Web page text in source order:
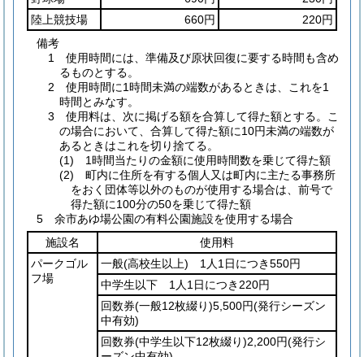
陸上競技場
660円
220円
備考
1 使用時間には、準備及び原状回復に要する時間も含め
るものとする。
2 使用時間に1時間未満の端数があるときは、これを1
時間とみなす。
3 使用料は、次に掲げる額を合算して得た額とする。こ
の場合において、合算して得た額に10円未満の端数が
あるときはこれを切り捨てる。
(1) 1時間当たりの金額に使用時間数を乗じて得た額
(2) 町内に住所を有する個人又は町内に主たる事務所
をおく団体等以外のものが使用する場合は、前号で
得た額に100分の50を乗じて得た額
5 余市あゆ場公園の有料公園施設を使用する場合
施設名
使用料
パークゴル
フ場
一般(高校生以上) 1人1日につき550円
中学生以下 1人1日につき220円
回数券(一般12枚綴り)5,500円(発行シーズン
中有効)
回数券(中学生以下12枚綴り)2,200円(発行シ